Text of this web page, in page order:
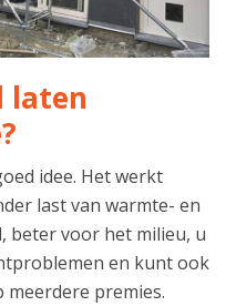
laten
idee. Het werkt
last van warmte- en
beter voor het milieu, u
en kunt ook
meerdere premies.